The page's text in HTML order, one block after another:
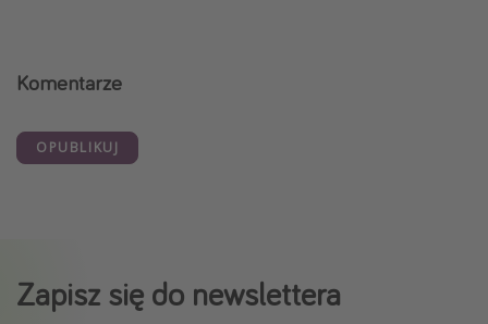
Komentarze
OPUBLIKUJ
Zapisz się do newslettera